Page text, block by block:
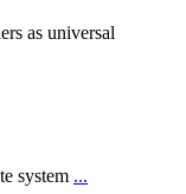
as universal
system ...